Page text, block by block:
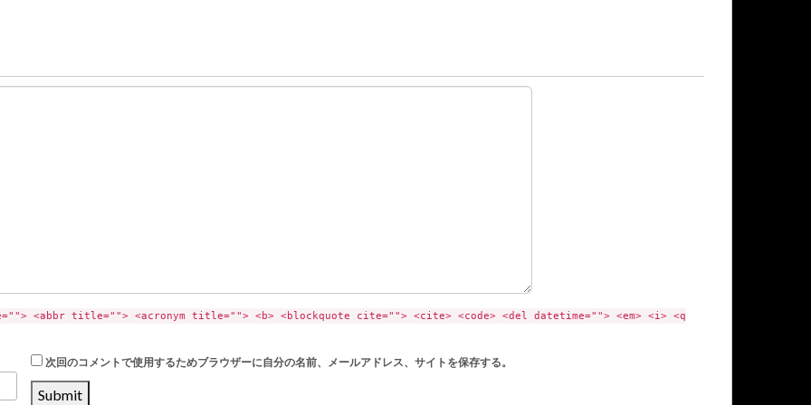
<abbr title=""> <acronym title=""> <b> <blockquote cite=""> <cite> <code> <del datetime=""> <em> <i> <q
次回のコメントで使用するためブラウザーに自分の名前、メールアドレス、サイトを保存する。